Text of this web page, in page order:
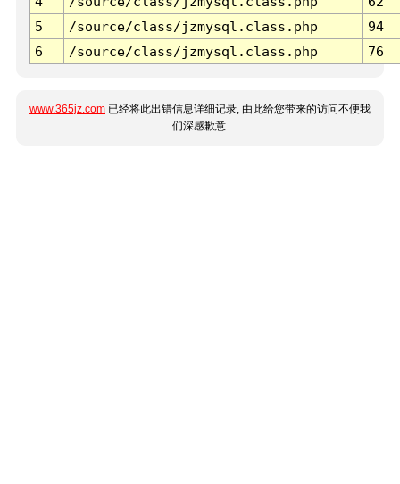
5
/source/class/jzmysql.class.php
94
6
/source/class/jzmysql.class.php 76
www.365jz.com 已经将此出错信息详细记录, 由此给您带来的访问不便我
们深感歉意.